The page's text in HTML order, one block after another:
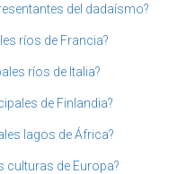
del dadaísmo?
ríos de Francia?
ríos de Italia?
de Finlandia?
lagos de África?
culturas de Europa?